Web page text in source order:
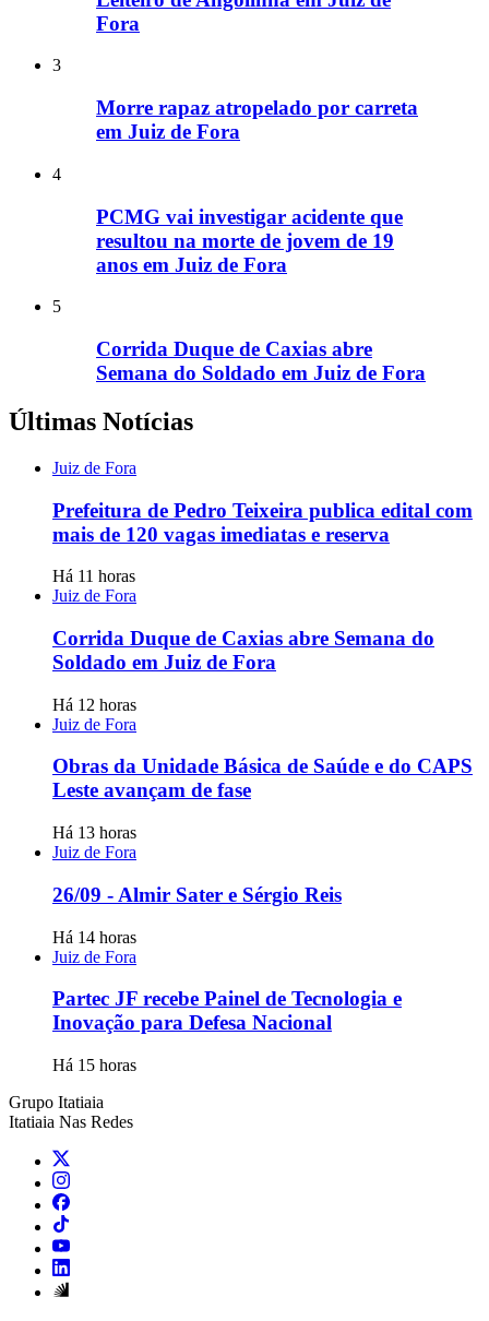
Fora
3
Morre rapaz atropelado por carreta
em Juiz de Fora
4
PCMG vai investigar acidente que
resultou na morte de jovem de 19
anos em Juiz de Fora
5
Corrida Duque de Caxias abre
Semana do Soldado em Juiz de Fora
Últimas Notícias
Juiz de Fora
Prefeitura de Pedro Teixeira publica edital com
mais de 120 vagas imediatas e reserva
Há 11 horas
Juiz de Fora
Corrida Duque de Caxias abre Semana do
Soldado em Juiz de Fora
Há 12 horas
Juiz de Fora
Obras da Unidade Básica de Saúde e do CAPS
Leste avançam de fase
Há 13 horas
Juiz de Fora
26/09 - Almir Sater e Sérgio Reis
Há 14 horas
Juiz de Fora
Partec JF recebe Painel de Tecnologia e
Inovação para Defesa Nacional
Há 15 horas
Grupo Itatiaia
Itatiaia Nas Redes